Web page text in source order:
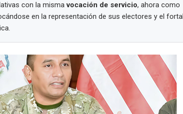
con la mismavocación de servicio, ahora como
en la representación de sus electores y el